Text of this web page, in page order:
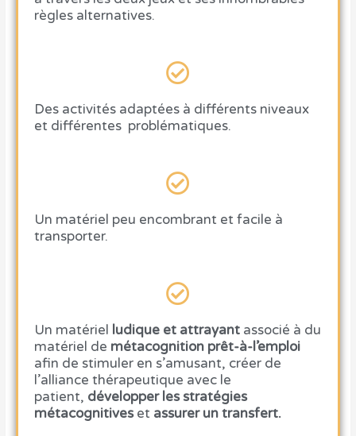
règles alternatives.
Des activités adaptées à différents niveaux
et différentes problématiques.
Un matériel peu encombrant et facile à
transporter.
Un matériel ludique et attrayant associé à du
matériel de métacognition prêt-à-l’emploi
afin de stimuler en s’amusant, créer de
l’alliance thérapeutique avec le
patient, développer les stratégies
métacognitiveset assurer un transfert.